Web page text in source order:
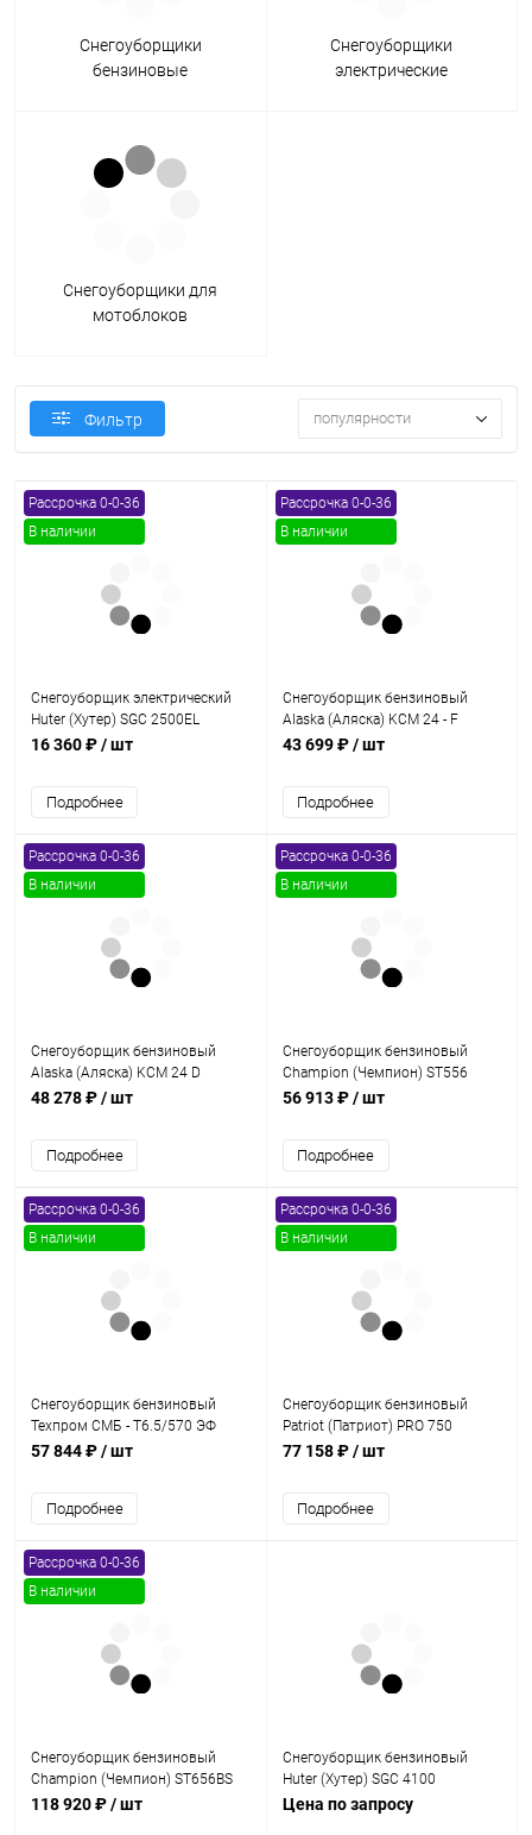
Снегоуборщики
бензиновые
Снегоуборщики
электрические
Снегоуборщики для
мотоблоков
Фильтр популярности
Рассрочка 0-0-36
В наличии
Снегоуборщик электрический
Huter (Хутер) SGC 2500EL
16 360 ₽/ шт
Подробнее
Рассрочка 0-0-36
В наличии
Снегоуборщик бензиновый
Alaska (Аляска) KCM 24 - F
AIRLESS
43 699 ₽/ шт
Подробнее
Рассрочка 0-0-36
В наличии
Снегоуборщик бензиновый
Alaska (Аляска) KCM 24 D
AIRLESS
48 278 ₽/ шт
Подробнее
Рассрочка 0-0-36
В наличии
Снегоуборщик бензиновый
Champion (Чемпион) ST556
56 913 ₽/ шт
Подробнее
Рассрочка 0-0-36
В наличии
Снегоуборщик бензиновый
Техпром СМБ - Т6.5/570 ЭФ
(завод Hus.)
57 844 ₽/ шт
Подробнее
Рассрочка 0-0-36
В наличии
Снегоуборщик бензиновый
Patriot (Патриот) PRO 750
77 158 ₽/ шт
Подробнее
Рассрочка 0-0-36
В наличии
Снегоуборщик бензиновый
Champion (Чемпион) ST656BS
118 920 ₽/ шт
Снегоуборщик бензиновый
Huter (Хутер) SGC 4100
Цена по запросу